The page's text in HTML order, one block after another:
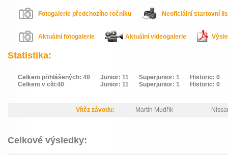
Fotogalerie předchozího ročníku Neoficiální startovní
Aktuální fotogalerie Aktuální videogalerie
Statistika:
Celkem přihlášených: 40
Celkem v cíli:40
Junior: 11
Junior: 11
Superjunior: 1
Superjunior: 1
Historic: 0
Historic: 0
Vítěz závodu: Martin Mudřík
Celkové výsledky: